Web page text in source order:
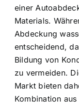
einer
Materials.
Abdeckung
entscheidend,
Bildung von
zu vermeiden.
Markt bieten
Kombination